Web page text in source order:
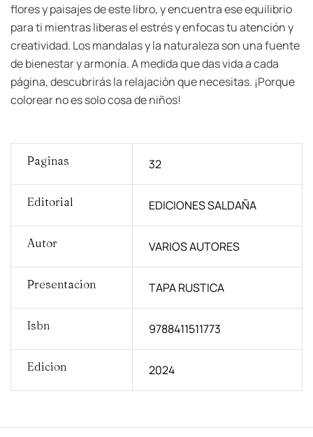
flores y paisajes de este libro, y encuentra ese equilibrio
para ti mientras liberas el estrés y enfocas tu atención y
creatividad. Los mandalas y la naturaleza son una fuente
de bienestar y armonía. A medida que das vida a cada
página, descubrirás la relajación que necesitas. ¡Porque
colorear no es solo cosa de niños!
Paginas 32
Editorial EDICIONES SALDAÑA
Autor VARIOS AUTORES
Presentacion TAPA RUSTICA
Isbn 9788411511773
Edicion 2024